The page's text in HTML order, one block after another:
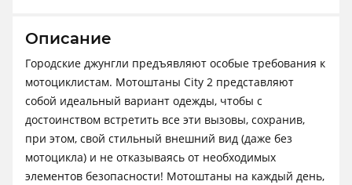
Описание
Городские джунгли предъявляют особые требования к
мотоциклистам. Мотоштаны City 2 представляют
собой идеальный вариант одежды, чтобы с
достоинством встретить все эти вызовы, сохранив,
при этом, свой стильный внешний вид (даже без
мотоцикла) и не отказываясь от необходимых
элементов безопасности! Мотоштаны на каждый день,